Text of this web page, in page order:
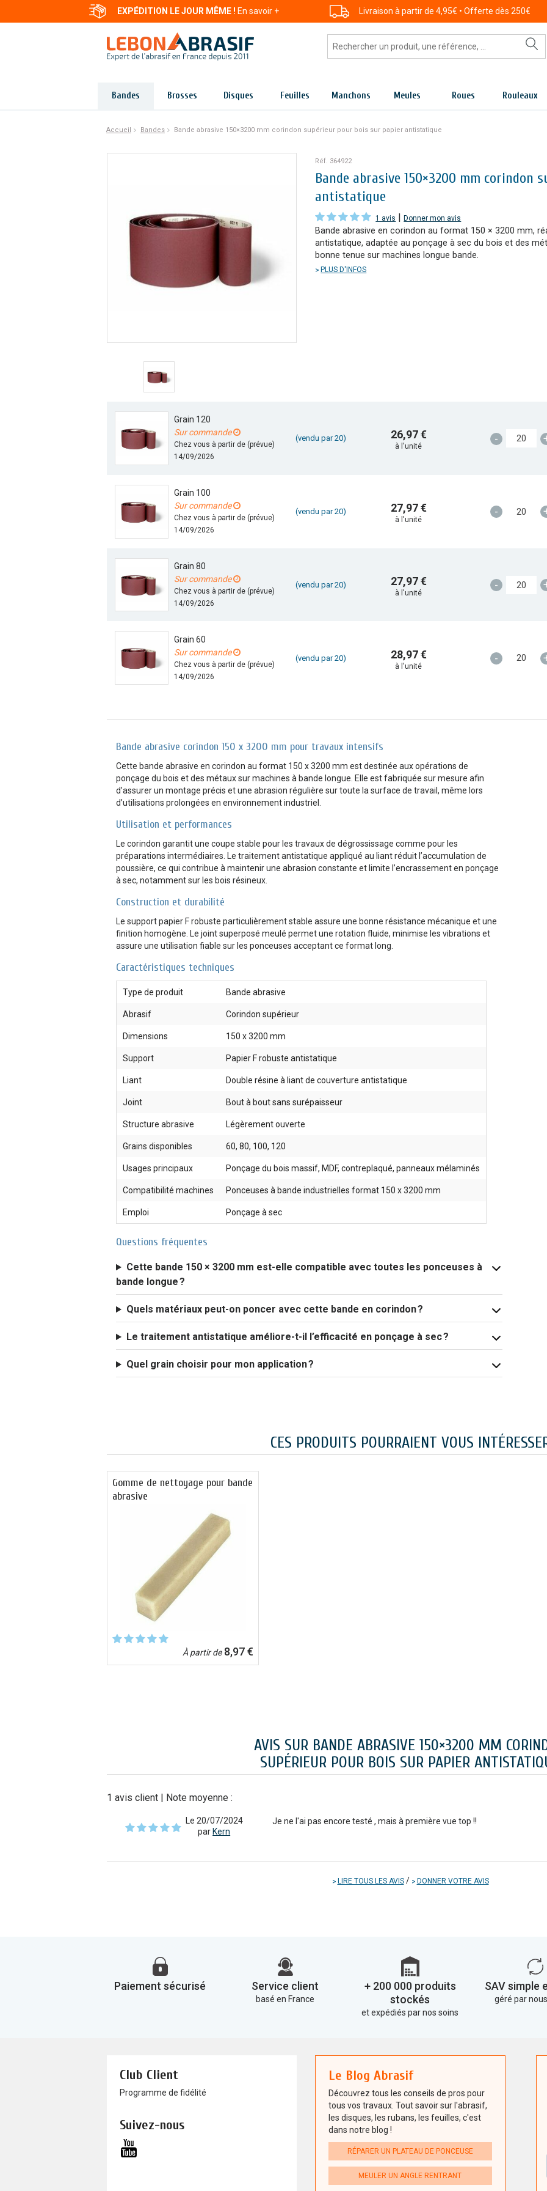
EXPÉDITION LE JOUR MÊME ! En savoir + Livraison à partir de 4,95€ • Offerte dès 250€
Bandes Brosses Disques Feuilles Manchons Meules Roues Rouleaux
Accueil Bandes Bande abrasive 150×3200 mm corindon supérieur pour bois sur papier antistatique
Réf. 364922
Bande abrasive 150×3200 mm corindon
antistatique
1 avis |Donner mon avis
Bande abrasive en corindon au format 150 × 3200 mm,
antistatique, adaptée au ponçage à sec du bois et des
bonne tenue sur machines longue bande.
PLUS D'INFOS
Grain 120
Sur commande
Chez vous à partir de (prévue)
14/09/2026
(vendu par 20) 26,97 €
à l'unité
-
Grain 100
Sur commande
Chez vous à partir de (prévue)
14/09/2026
(vendu par 20) 27,97 €
à l'unité
-
Grain 80
Sur commande
Chez vous à partir de (prévue)
14/09/2026
(vendu par 20) 27,97 €
à l'unité
-
Grain 60
Sur commande
Chez vous à partir de (prévue)
14/09/2026
(vendu par 20) 28,97 €
à l'unité
-
Bande abrasive corindon 150 x 3200 mm pour travaux intensifs
Cette bande abrasive en corindon au format 150 x 3200 mm est destinée aux opérations de
ponçage du bois et des métaux sur machines à bande longue. Elle est fabriquée sur mesure afin
d’assurer un montage précis et une abrasion régulière sur toute la surface de travail, même lors
d’utilisations prolongées en environnement industriel.
Utilisation et performances
Le corindon garantit une coupe stable pour les travaux de dégrossissage comme pour les
préparations intermédiaires. Le traitement antistatique appliqué au liant réduit l’accumulation de
poussière, ce qui contribue à maintenir une abrasion constante et limite l’encrassement en ponçage
à sec, notamment sur les bois résineux.
Construction et durabilité
Le support papier F robuste particulièrement stable assure une bonne résistance mécanique et une
finition homogène. Le joint superposé meulé permet une rotation fluide, minimise les vibrations et
assure une utilisation fiable sur les ponceuses acceptant ce format long.
Caractéristiques techniques
Type de produit Bande abrasive
Abrasif Corindon supérieur
Dimensions 150 x 3200 mm
Support Papier F robuste antistatique
Liant Double résine à liant de couverture antistatique
Joint Bout à bout sans surépaisseur
Structure abrasive Légèrement ouverte
Grains disponibles 60, 80, 100, 120
Usages principaux Ponçage du bois massif, MDF, contreplaqué, panneaux mélaminés
Compatibilité machines Ponceuses à bande industrielles format 150 x 3200 mm
Emploi Ponçage à sec
Questions fréquentes
Cette bande 150 × 3200 mm est-elle compatible avec toutes les ponceuses à
bande longue ?
Quels matériaux peut-on poncer avec cette bande en corindon ?
Le traitement antistatique améliore-t-il l’efficacité en ponçage à sec ?
Quel grain choisir pour mon application ?
CES PRODUITS POURRAIENT VOUS
Gomme de nettoyage pour bande
abrasive
À partir de8,97 €
AVIS SUR BANDE ABRASIVE 150×3200 MM
SUPÉRIEUR POUR BOIS SUR PAPIER
1 avis client | Note moyenne :
Le 20/07/2024
par Kern
Je ne l'ai pas encore testé , mais à première vue top !!
LIRE TOUS LES AVIS/ DONNER VOTRE AVIS
Paiement sécurisé Service client
basé en France
+ 200 000 produits
stockés
et expédiés par nos soins
SAV simple
géré par
Club Client
Programme de fidélité
Suivez-nous
Le Blog Abrasif
Découvrez tous les conseils de pros pour
tous vos travaux. Tout savoir sur l'abrasif,
les disques, les rubans, les feuilles, c'est
dans notre blog !
RÉPARER UN PLATEAU DE PONCEUSE
MEULER UN ANGLE RENTRANT